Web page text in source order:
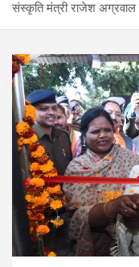
संस्कृति मंत्री राजेश अग्रवाल